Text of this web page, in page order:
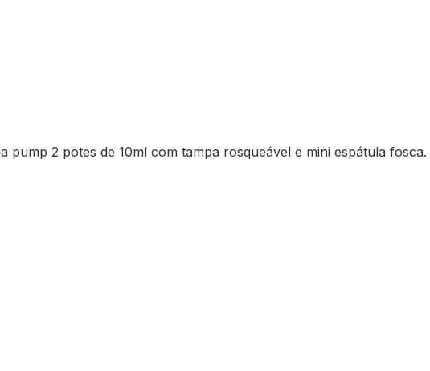
2 potes de 10ml com tampa rosqueável e mini espátula fosca.